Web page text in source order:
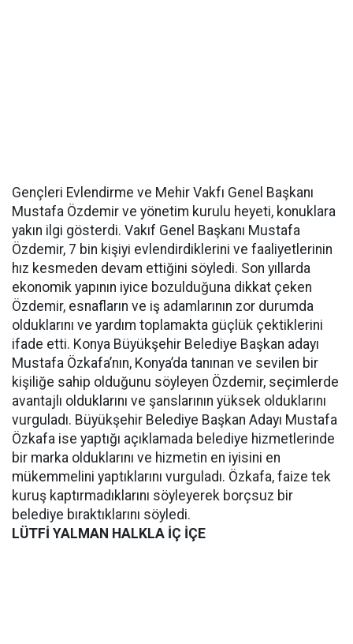
Gençleri Evlendirme ve Mehir Vakfı Genel Başkanı
Mustafa Özdemir ve yönetim kurulu heyeti, konuklara
yakın ilgi gösterdi. Vakıf Genel Başkanı Mustafa
Özdemir, 7 bin kişiyi evlendirdiklerini ve faaliyetlerinin
hız kesmeden devam ettiğini söyledi. Son yıllarda
ekonomik yapının iyice bozulduğuna dikkat çeken
Özdemir, esnafların ve iş adamlarının zor durumda
olduklarını ve yardım toplamakta güçlük çektiklerini
ifade etti. Konya Büyükşehir Belediye Başkan adayı
Mustafa Özkafa’nın, Konya’da tanınan ve sevilen bir
kişiliğe sahip olduğunu söyleyen Özdemir, seçimlerde
avantajlı olduklarını ve şanslarının yüksek olduklarını
vurguladı. Büyükşehir Belediye Başkan Adayı Mustafa
Özkafa ise yaptığı açıklamada belediye hizmetlerinde
bir marka olduklarını ve hizmetin en iyisini en
mükemmelini yaptıklarını vurguladı. Özkafa, faize tek
kuruş kaptırmadıklarını söyleyerek borçsuz bir
belediye bıraktıklarını söyledi.
LÜTFİ YALMAN HALKLA İÇ İÇE